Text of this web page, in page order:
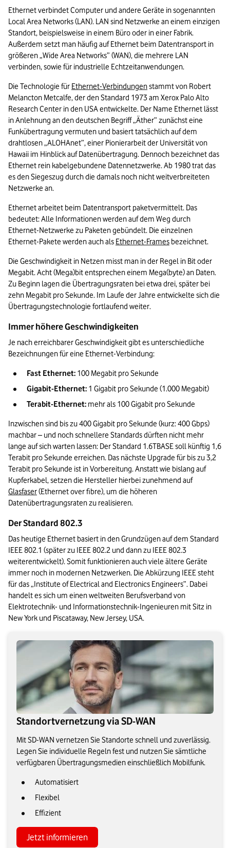
Ethernet verbindet Computer und andere Geräte in sogenannten
Local Area Networks (LAN). LAN sind Netzwerke an einem einzigen
Standort, beispielsweise in einem Büro oder in einer Fabrik.
Außerdem setzt man häufig auf Ethernet beim Datentransport in
größeren „Wide Area Networks” (WAN), die mehrere LAN
verbinden, sowie für industrielle Echtzeitanwendungen.
Die Technologie für Ethernet-Verbindungen stammt von Robert
Melancton Metcalfe, der den Standard 1973 am Xerox Palo Alto
Research Center in den USA entwickelte. Der Name Ethernet lässt
in Anlehnung an den deutschen Begriff „Äther” zunächst eine
Funkübertragung vermuten und basiert tatsächlich auf dem
drahtlosen „ALOHAnet”, einer Pionierarbeit der Universität von
Hawaii im Hinblick auf Datenübertragung. Dennoch bezeichnet das
Ethernet rein kabelgebundene Datennetzwerke. Ab 1980 trat das
es den Siegeszug durch die damals noch nicht weitverbreiteten
Netzwerke an.
Ethernet arbeitet beim Datentransport paketvermittelt. Das
bedeutet: Alle Informationen werden auf dem Weg durch
Ethernet-Netzwerke zu Paketen gebündelt. Die einzelnen
Ethernet-Pakete werden auch als Ethernet-Frames bezeichnet.
Die Geschwindigkeit in Netzen misst man in der Regel in Bit oder
Megabit. Acht (Mega)bit entsprechen einem Mega(byte) an Daten.
Zu Beginn lagen die Übertragungsraten bei etwa drei, später bei
zehn Megabit pro Sekunde. Im Laufe der Jahre entwickelte sich die
Übertragungstechnologie fortlaufend weiter.
Immer höhere Geschwindigkeiten
Je nach erreichbarer Geschwindigkeit gibt es unterschiedliche
Bezeichnungen für eine Ethernet-Verbindung:
Fast Ethernet: 100 Megabit pro Sekunde
Gigabit-Ethernet: 1 Gigabit pro Sekunde (1.000 Megabit)
Terabit-Ethernet: mehr als 100 Gigabit pro Sekunde
Inzwischen sind bis zu 400 Gigabit pro Sekunde (kurz: 400 Gbps)
machbar – und noch schnellere Standards dürften nicht mehr
lange auf sich warten lassen: Der Standard 1.6TBASE soll künftig 1,6
Terabit pro Sekunde erreichen. Das nächste Upgrade für bis zu 3,2
Terabit pro Sekunde ist in Vorbereitung. Anstatt wie bislang auf
Kupferkabel, setzen die Hersteller hierbei zunehmend auf
Glasfaser (Ethernet over fibre), um die höheren
Datenübertragungsraten zu realisieren.
Der Standard 802.3
Das heutige Ethernet basiert in den Grundzügen auf dem Standard
IEEE 802.1 (später zu IEEE 802.2 und dann zu IEEE 802.3
weiterentwickelt). Somit funktionieren auch viele ältere Geräte
immer noch in modernen Netzwerken. Die Abkürzung IEEE steht
für das „Institute of Electrical and Electronics Engineers”. Dabei
handelt es sich um einen weltweiten Berufsverband von
Elektrotechnik- und Informationstechnik-Ingenieuren mit Sitz in
New York und Piscataway, New Jersey, USA.
Standortvernetzung via SD-WAN
Mit SD-WAN vernetzen Sie Standorte schnell und zuverlässig.
Legen Sie individuelle Regeln fest und nutzen Sie sämtliche
verfügbaren Übertragungsmedien einschließlich Mobilfunk.
Automatisiert
Flexibel
Effizient
Jetzt informieren